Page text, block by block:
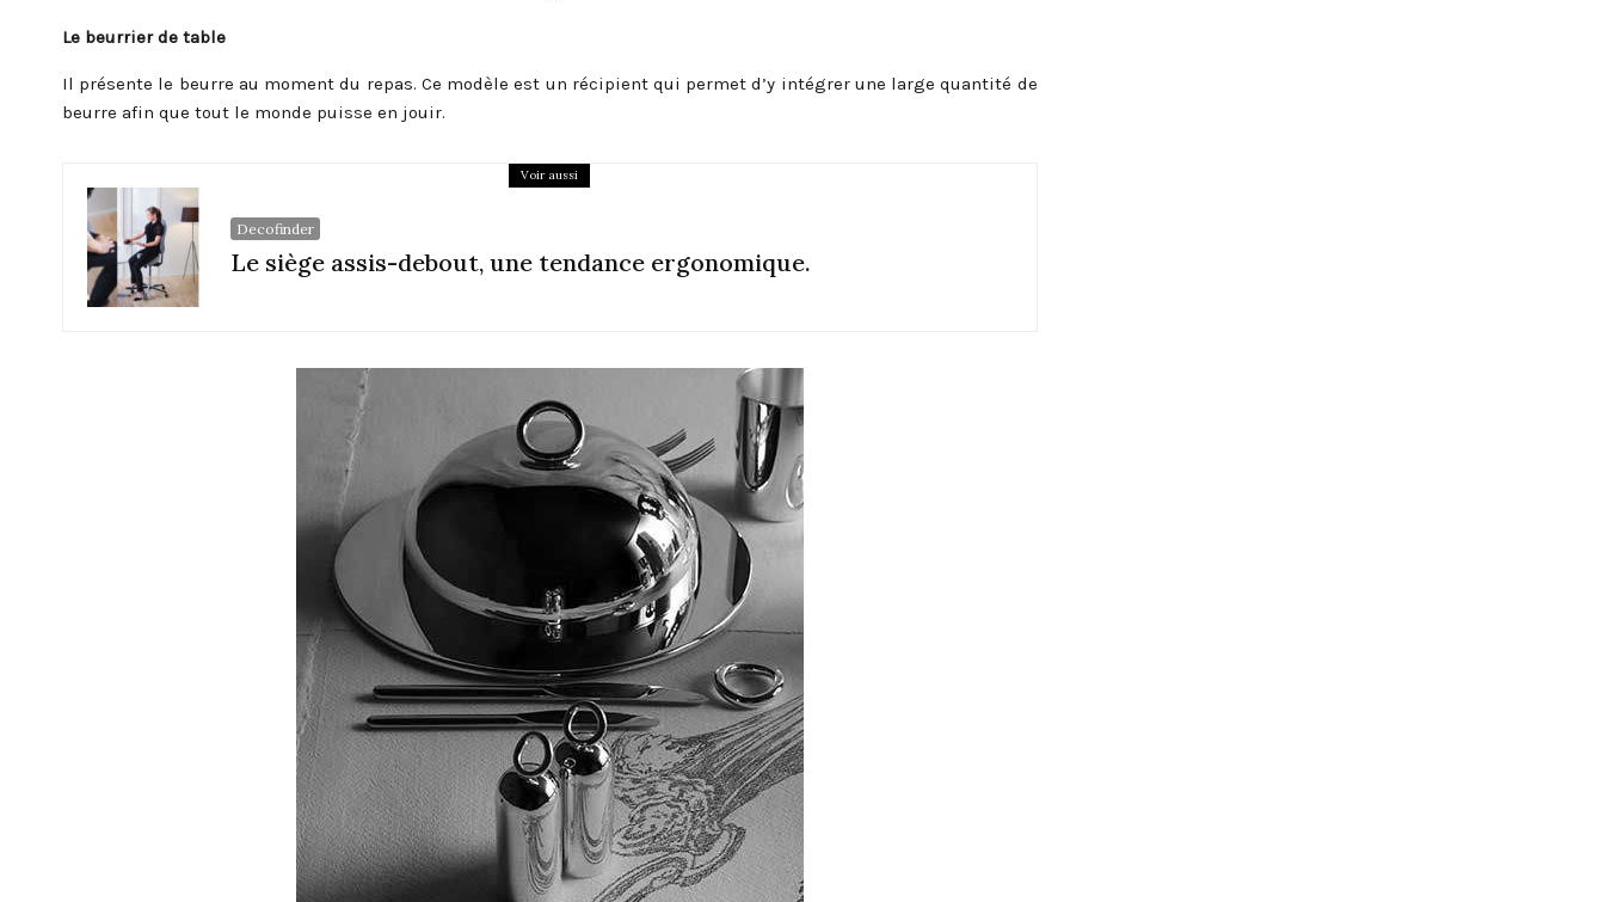
Le beurrier de table
Il présente le beurre au moment du repas. Ce modèle est un récipient qui permet d’y intégrer une large quantité de
beurre afin que tout le monde puisse en jouir.
Voir aussi
Decofinder
Le siège assis-debout, une tendance ergonomique.